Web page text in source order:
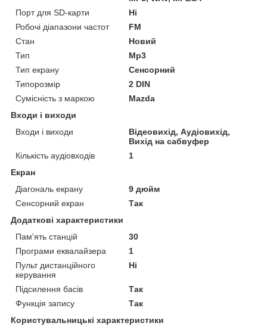
Порт для SD-карти
Ні
Робочі діапазони частот
FM
Стан
Новий
Тип
Mp3
Тип екрану
Сенсорний
Типорозмір
2 DIN
Сумісність з маркою
Mazda
Входи і виходи
Входи і виходи
Відеовихід, Аудіовихід,
Вихід на сабвуфер
Кількість аудіовходів
1
Екран
Діагональ екрану
9 дюйм
Сенсорний екран
Так
Додаткові характеристики
Пам'ять станцій
30
Програми еквалайзера
1
Пульт дистанційного
керування
Ні
Підсилення басів
Так
Функція запису
Так
Користувальницькі характеристики